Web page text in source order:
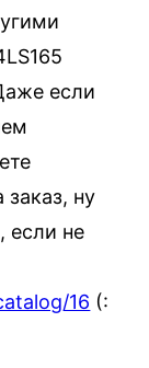
если
заказ, ну
если не
16 (: